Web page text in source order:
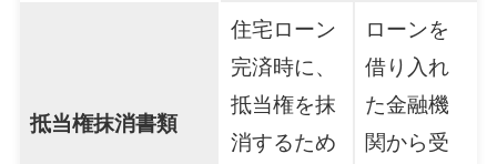
抵当権抹消書類
住宅ローン
完済時に、
抵当権を抹
消するため
ローンを
借り入れ
た金融機
関から受